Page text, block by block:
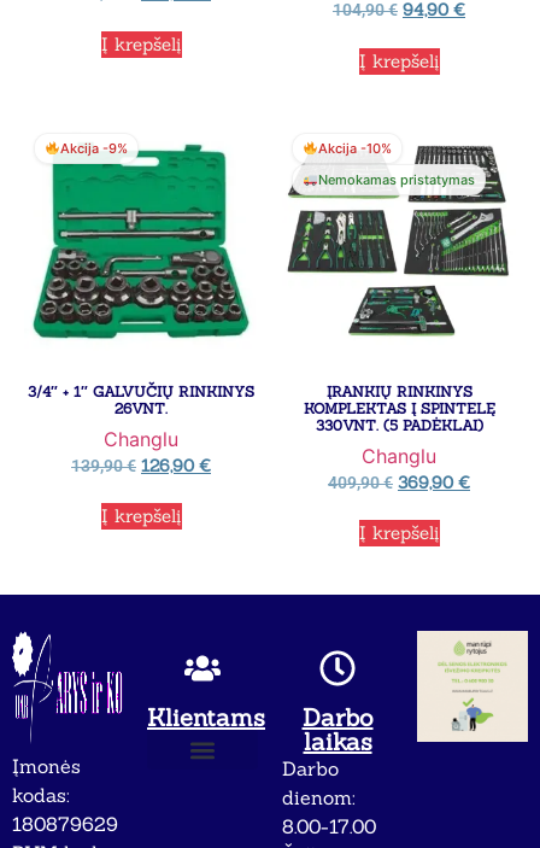
Į krepšelį
104,90€ 94,90€
Į krepšelį
Akcija -9%
3/4″ + 1″ GALVUČIŲ RINKINYS
26VNT.
Changlu
139,90€ 126,90€
Į krepšelį
Akcija -10%
Nemokamas pristatymas
ĮRANKIŲ RINKINYS
KOMPLEKTAS Į SPINTELĘ
330VNT. (5 PADĖKLAI)
Changlu
409,90€ 369,90€
Į krepšelį
Įmonės
kodas:
180879629
Klientams
Darbo
laikas
Darbo
dienom:
8.00-17.00